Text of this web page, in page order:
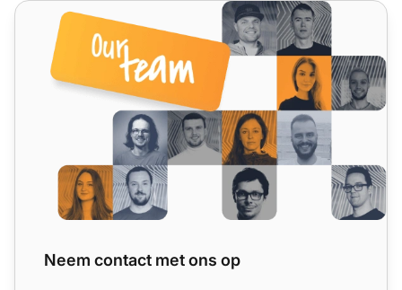
Neem contact met ons op
Neem contact met ons op